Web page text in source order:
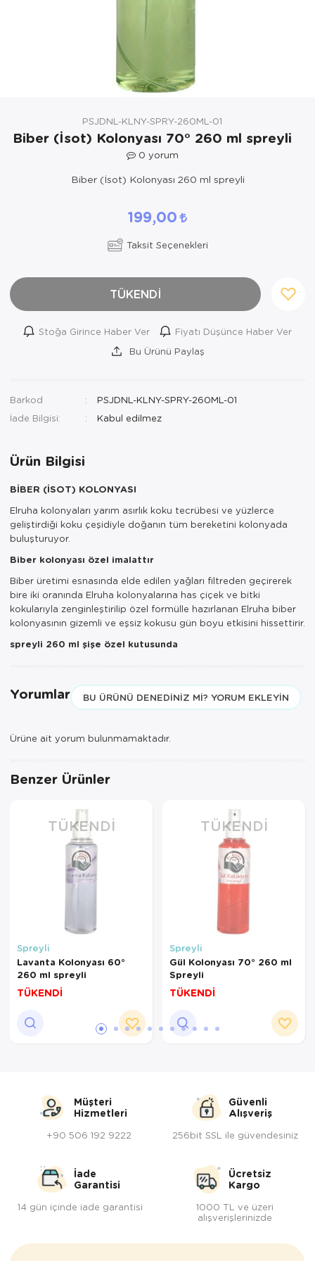
PSJDNL-KLNY-SPRY-260ML-01
Biber (İsot) Kolonyası 70° 260 ml spreyli
0 yorum
Biber (İsot) Kolonyası 260 ml spreyli
199,00
Taksit Seçenekleri
TÜKENDİ
Stoğa Girince Haber Ver
Fiyatı Düşünce Haber Ver
Bu Ürünü Paylaş
Barkod
PSJDNL-KLNY-SPRY-260ML-01
İade Bilgisi:
Ürün Bilgisi
BİBER (İSOT) KOLONYASI
Elruha kolonyaları yarım asırlık koku tecrübesi ve yüzlerce
geliştirdiği koku çeşidiyle doğanın tüm bereketini kolonyada
buluşturuyor.
Biber kolonyası özel imalattır
Biber üretimi esnasında elde edilen yağları filtreden geçirerek
bire iki oranında Elruha kolonyalarına has çiçek ve bitki
kokularıyla zenginleştirilip özel formülle hazırlanan Elruha biber
kolonyasının gizemli ve eşsiz kokusu gün boyu etkisini hissettirir.
spreyli 260 ml şişe özel kutusunda
Yorumlar BU ÜRÜNÜ DENEDINIZ MI? YORUM EKLEYIN
Ürüne ait yorum bulunmamaktadır.
Benzer Ürünler
TÜKENDI
Spreyli
Lavanta Kolonyası 60°
260 ml spreyli
TÜKENDİ
TÜKENDI
Spreyli
Gül Kolonyası 70° 260 ml
Spreyli
TÜKENDİ
Müşteri
Hizmetleri
+90 506 192 9222
Güvenli
Alışveriş
256bit SSL ile güvendesiniz
İade
Garantisi
14 gün içinde iade garantisi
Ücretsiz
Kargo
1000 TL ve üzeri
alışverişlerinizde